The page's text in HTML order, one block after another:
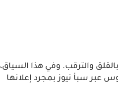
والترقب. وفي هذا السياق،
العامة 2024 بالاسم ورقم الجلوس عبر سبأ نيوز بمجرد إعلانها